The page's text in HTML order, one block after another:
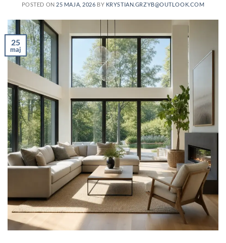
POSTED ON 25 MAJA, 2026 BY KRYSTIAN.GRZYB@OUTLOOK.COM
25
maj